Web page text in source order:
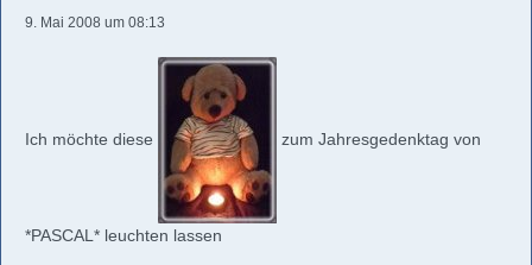
9. Mai 2008 um 08:13
Ich möchte diese zum Jahresgedenktag von
*PASCAL* leuchten lassen